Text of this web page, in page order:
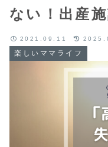
ない！出産
楽しいママライフ
2021.09.11